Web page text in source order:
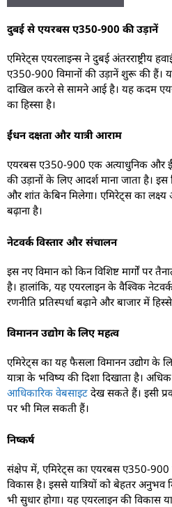
दुबई से एयरबस ए350-900 की उड़ानें
एमिरेट्स एयरलाइन्स ने दुबई अंतरराष्ट्रीय
ए350-900 विमानों की उड़ानें शुरू की हैं।
दाखिल करने से सामने आई है। यह कदम
का हिस्सा है।
ईंधन दक्षता और यात्री आराम
एयरबस ए350-900 एक अत्याधुनिक और
की उड़ानों के लिए आदर्श माना जाता है। इस
और शांत केबिन मिलेगा। एमिरेट्स का
बढ़ाना है।
नेटवर्क विस्तार और संचालन
इस नए विमान को किन विशिष्ट मार्गों पर
है। हालांकि, यह एयरलाइन के वैश्विक
रणनीति प्रतिस्पर्धा बढ़ाने और बाजार में
विमानन उद्योग के लिए महत्व
एमिरेट्स का यह फैसला विमानन उद्योग के
यात्रा के भविष्य की दिशा दिखाता है।
आधिकारिक वेबसाइट देख सकते हैं। इसी
पर भी मिल सकती हैं।
निष्कर्ष
संक्षेप में, एमिरेट्स का एयरबस ए350-900
विकास है। इससे यात्रियों को बेहतर अनुभव
भी सुधार होगा। यह एयरलाइन की विकास